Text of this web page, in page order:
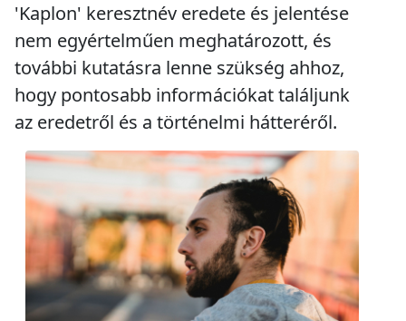
'Kaplon' keresztnév eredete és jelentése
nem egyértelműen meghatározott, és
további kutatásra lenne szükség ahhoz,
hogy pontosabb információkat találjunk
az eredetről és a történelmi hátteréről.